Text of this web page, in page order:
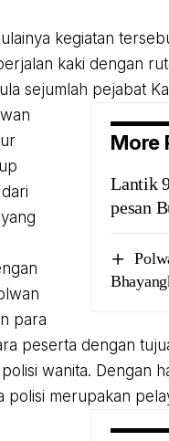
kegiatan
kaki dengan
sejumlah pejabat
More
Lantik
pesan
para
peserta dengan
wanita. Dengan
polisi merupakan